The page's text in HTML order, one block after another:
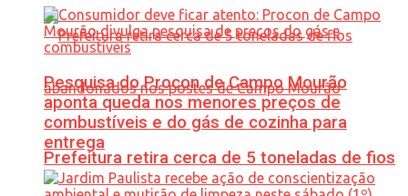
Prefeitura retira cerca de 5 toneladas de fios
Pesquisa do Procon de Campo Mourão
aponta queda nos menores preços de
combustíveis e do gás de cozinha para
entrega